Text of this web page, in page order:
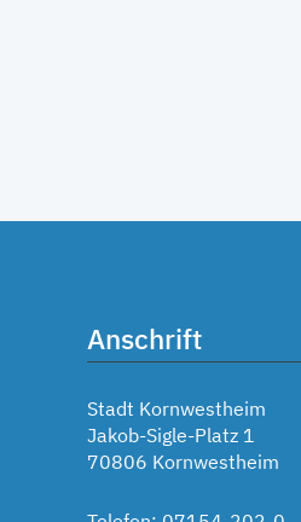
Anschrift
Stadt Kornwestheim
Jakob-Sigle-Platz 1
70806 Kornwestheim